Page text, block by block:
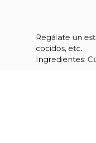
Regálate un
cocidos, etc.
Ingredientes: